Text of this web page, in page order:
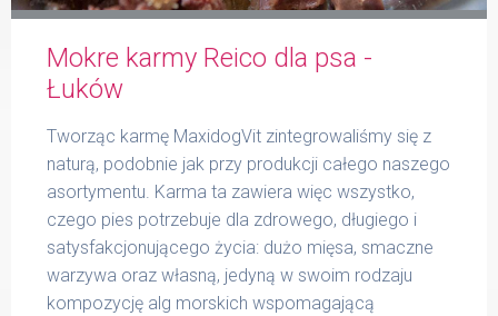
Formularz
Produkty Reico
Mokre karmy Reico dla psa -
Łuków
Tworząc karmę MaxidogVit zintegrowaliśmy się z
naturą, podobnie jak przy produkcji całego naszego
asortymentu. Karma ta zawiera więc wszystko,
czego pies potrzebuje dla zdrowego, długiego i
satysfakcjonującego życia: dużo mięsa, smaczne
warzywa oraz własną, jedyną w swoim rodzaju
kompozycję alg morskich wspomagającą